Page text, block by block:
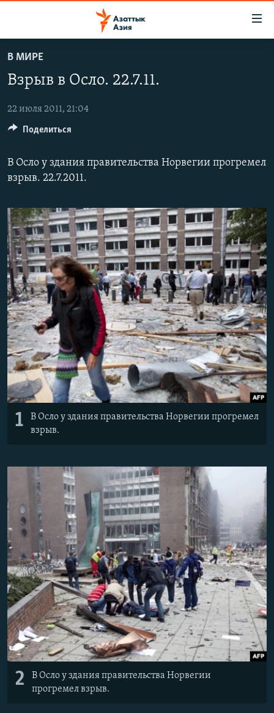
основному
Вернутся
навигации
Вернутся
КАЗАХСТАН
КЫРГЫЗСТАН
УЗБЕКИСТАН
НОВОСТИ
ВОЙНА В УКРАИНЕ
НА ДРУГИХ ЯЗЫКАХ
КЫРГЫЗЧА
ТОҶИКӢ
TÜRKMENÇE
ПОДПИШИТЕСЬ НА НАС В СОЦСЕТЯХ
Все сайты РСЕ/РС
В МИРЕ
Взрыв в Осло. 22.7.11.
22 июля 2011, 21:04
В Осло у здания правительства Норвегии прогремел
взрыв. 22.7.2011.
1
В Осло у здания правительства Норвегии прогремел
взрыв.
2
В Осло у здания правительства Норвегии
прогремел взрыв.
Поделиться